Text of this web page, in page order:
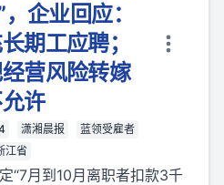
企业回应：
期工应聘；
营风险转嫁
许
潇湘晨报
蓝领受雇者
江省
“7月到10月离职者扣款3千